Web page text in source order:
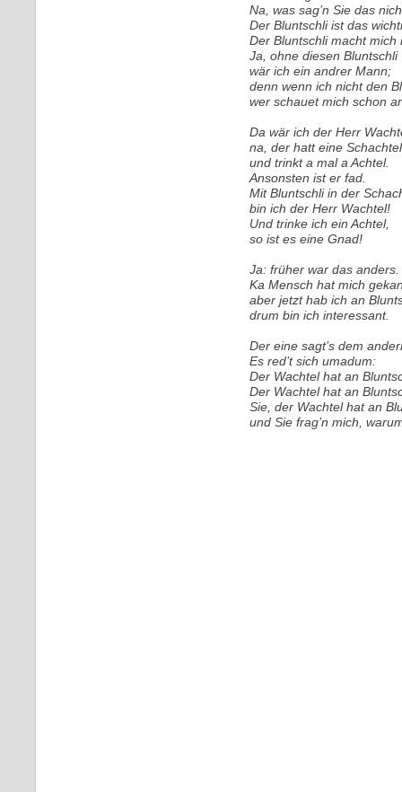
Na, was sag’n Sie das
Der Bluntschli ist das
Der Bluntschli macht mich
Ja, ohne diesen Bluntschli
wär ich ein andrer Mann;
denn wenn ich nicht den
wer schauet mich schon
Da wär ich der Herr
na, der hatt eine Schachtel
und trinkt a mal a Achtel.
Ansonsten ist er fad.
Mit Bluntschli in der
bin ich der Herr Wachtel!
Und trinke ich ein Achtel,
so ist es eine Gnad!
Ja: früher war das anders.
Ka Mensch hat mich
aber jetzt hab ich an
drum bin ich interessant.
Der eine sagt’s dem
Es red’t sich umadum:
Der Wachtel hat an
Der Wachtel hat an
Sie, der Wachtel hat an
und Sie frag’n mich,